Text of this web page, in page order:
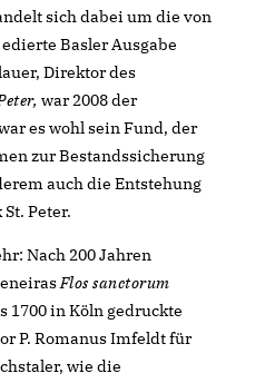
sich dabei um die von
Basler Ausgabe
Direktor des
war 2008 der
es wohl sein Fund, der
zur Bestandssicherung
auch die Entstehung
Peter.
Nach 200 Jahren
Flos sanctorum
1700 in Köln gedruckte
P. Romanus Imfeldt für
wie die